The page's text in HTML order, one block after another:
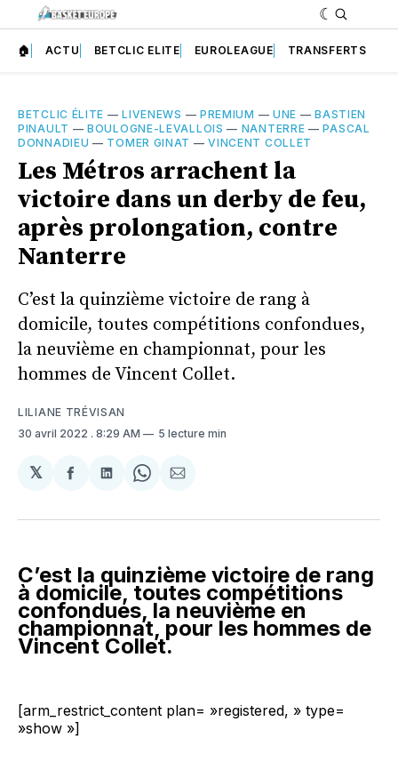
🏠 ACTU BETCLIC ELITE EUROLEAGUE TRANSFERTS
BETCLIC ÉLITE —LIVENEWS — PREMIUM — UNE —BASTIEN
PINAULT —BOULOGNE-LEVALLOIS — NANTERRE —PASCAL
DONNADIEU — TOMER GINAT —VINCENT COLLET
Les Métros arrachent la
victoire dans un derby de feu,
après prolongation, contre
Nanterre
C’est la quinzième victoire de rang à
domicile, toutes compétitions confondues,
la neuvième en championnat, pour les
hommes de Vincent Collet.
LILIANE TRÉVISAN
30 avril 2022 . 8:29 AM 5 lecture min
𝕏
Partager
Facebook
Partager
LinkedIn
Share
WhatsApp
Partager
Courriel
C’est la quinzième victoire de rang
à domicile, toutes compétitions
confondues, la neuvième en
championnat, pour les hommes de
Vincent Collet.
[arm_restrict_content plan= »registered, » type=
»show »]